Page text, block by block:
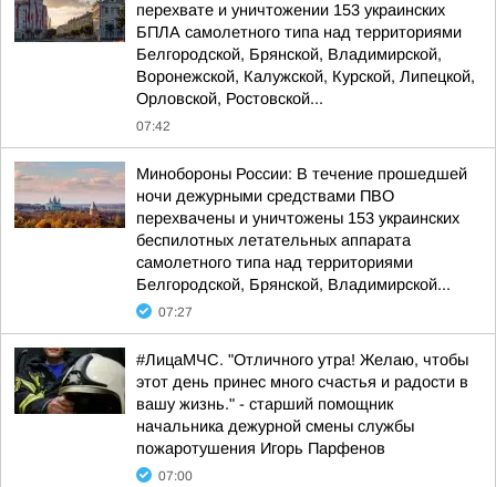
перехвате и уничтожении 153 украинских
БПЛА самолетного типа над территориями
Белгородской, Брянской, Владимирской,
Воронежской, Калужской, Курской, Липецкой,
Орловской, Ростовской...
07:42
Минобороны России: В течение прошедшей
ночи дежурными средствами ПВО
перехвачены и уничтожены 153 украинских
беспилотных летательных аппарата
самолетного типа над территориями
Белгородской, Брянской, Владимирской...
07:27
#ЛицаМЧС. "Отличного утра! Желаю, чтобы
этот день принес много счастья и радости в
вашу жизнь." - старший помощник
начальника дежурной смены службы
пожаротушения Игорь Парфенов
07:00